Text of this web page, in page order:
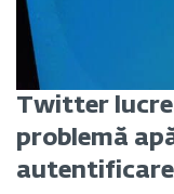
Twitter
problemă